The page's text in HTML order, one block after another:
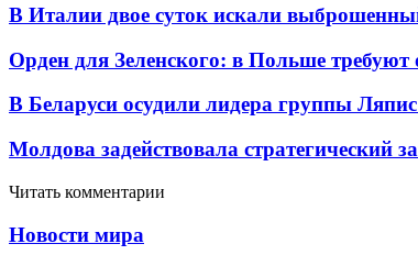
В Италии двое суток искали
Орден для Зеленского: в Польше требуют
В Беларуси осудили лидера группы
Молдова задействовала стратегический
Читать комментарии
Новости мира